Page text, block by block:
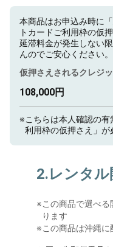
本商品はお申込み時に
トカードご利用枠の仮
延滞料金が発生しない
んのでご安心ください。
仮押さえされるクレジ
108,000円
※こちらは本人確認の
利用枠の仮押さえ」が
2.レンタ
※この商品で選べ
ります
※この商品は沖縄に